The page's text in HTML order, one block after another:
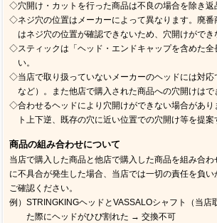
◇穴開け・カットを行った商品は不良の場合を除き返
◇ネジ穴の位置はメーカーによって異なります。廃番
はネジ穴の位置が確認できないため、穴開けができ
◇スティックは「ヘッド・エンドキャップを含めた全
い。
◇当店で取り扱っていないメーカーのヘッドには対応
など）。また他店で購入された商品への穴開けはで
◇合わせるヘッドにより穴開けができない場合があり
ト上下逆、既存の穴に近い位置での穴開け等を提案
商品の組み合わせについて
当店で購入した商品と他店で購入した商品を組み合
に不具合が発生した場合、当店では一切の責任を負
ご確認ください。
例）STRINGKINGヘッドとVASSALOシャフト（当店
た際にヘッドがひび割れた → 交換不可